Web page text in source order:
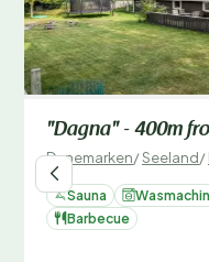
"Dagna" - 400m
Denemarken/Seeland/
Sauna
Barbecue